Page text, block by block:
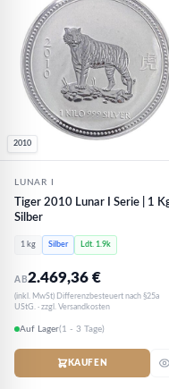
2010
LUNAR I
Tiger 2010 Lunar I Serie | 1
Silber
1 kg Silber Ldt. 1.9k
AB2.469,36€
(inkl. MwSt) Differenzbesteuert nach §25a
UStG. · zzgl. Versandkosten
Auf Lager(1 - 3 Tage)
KAUFEN